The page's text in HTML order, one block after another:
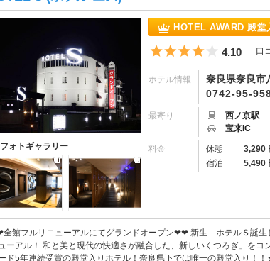
フォトギャラリー
HOTEL AWARD 殿堂
5つ星のう
4.10 口
ホテル情報
奈良県奈良市
0742-95-
最寄り
西ノ京駅
宝来IC
料金 休憩 3,290
宿泊
5,490
館フルリニューアルにてグランドオープン❤❤ 新生 ホテルＳ誕生
ーアル！ 和と美と現代の快適さが融合した、新しいくつろぎ」を
ド5年連続受賞の殿堂入りホテル！奈良県下では唯一の殿堂入り！